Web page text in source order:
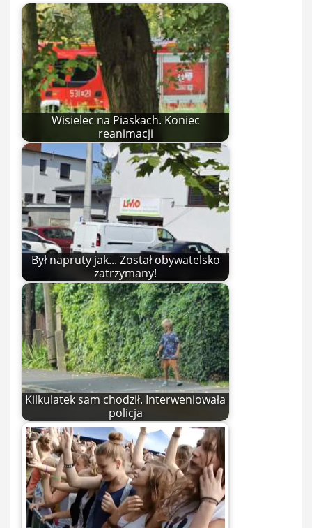
Wisielec na Piaskach. Koniec
reanimacji
Był napruty jak... Został obywatelsko
zatrzymany!
Kilkulatek sam chodził. Interweniowała
policja